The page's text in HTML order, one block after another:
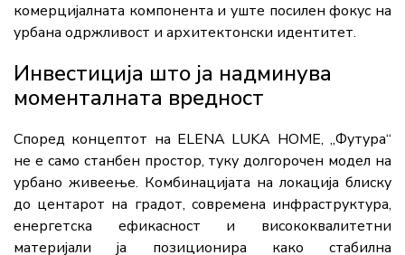
комерцијалната компонента и уште посилен фокус на
урбана одржливост и архитектонски идентитет.
Инвестиција што ја надминува
моменталната вредност
Според концептот на ELENA LUKA HOME, „Футура“
не е само станбен простор, туку долгорочен модел на
урбано живеење. Комбинацијата на локација блиску
до центарот на градот, современа инфраструктура,
енергетска ефикасност и висококвалитетни
материјали ја позиционира како стабилна